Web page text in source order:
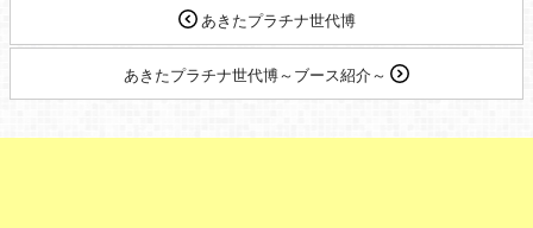
あきたプラチナ世代博
あきたプラチナ世代博～ブース紹介～